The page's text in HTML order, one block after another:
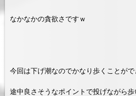
なかなかの貪欲さですｗ
今回は下げ潮なのでかなり歩くことがで
途中良さそうなポイントで投げながら歩